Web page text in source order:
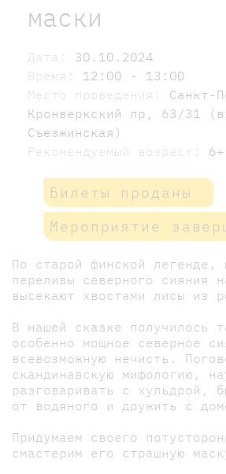
маски
Дата: 30.10.2024
Время: 12:00 - 13:00
Место проведения: Санкт-
Кронверкский пр, 63/31
Съезжинская)
Рекомендуемый возраст: 6+
Билеты проданы
Мероприятие
По старой финской легенде,
переливы северного сияния
высекают хвостами лисы из
В нашей сказке получилось
особенно мощное северное
всевозможную нечисть.
скандинавскую мифологию,
разговаривать с хульдрой,
от водяного и дружить с
Придумаем своего
смастерим его страшную